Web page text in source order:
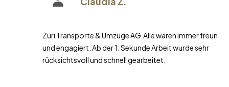
Züri Transporte & Umzüge AG Alle waren immer freundlich
und engagiert. Ab der 1. Sekunde Arbeit wurde sehr
rücksichtsvoll und schnell gearbeitet.